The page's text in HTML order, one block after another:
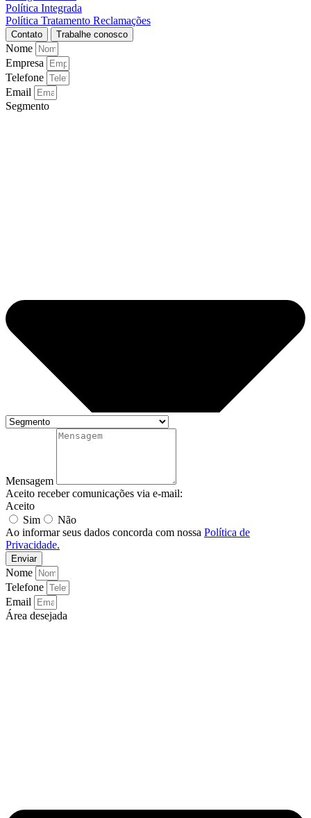
Política Integrada
Política Tratamento Reclamações
Contato Trabalhe conosco
Nome
Empresa
Telefone
Email
Segmento
Mensagem
Aceito receber comunicações via e-mail:
Aceito
Sim
Não
Ao informar seus dados concorda com nossa Política de
Privacidade.
Enviar
Nome
Telefone
Email
Área desejada